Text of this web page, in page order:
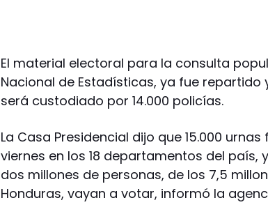
El material electoral para la consulta
Nacional de Estadísticas, ya fue
será custodiado por 14.000 policías.
La Casa Presidencial dijo que 15.000
viernes en los 18 departamentos del país,
dos millones de personas, de los 7,5
Honduras, vayan a votar, informó la